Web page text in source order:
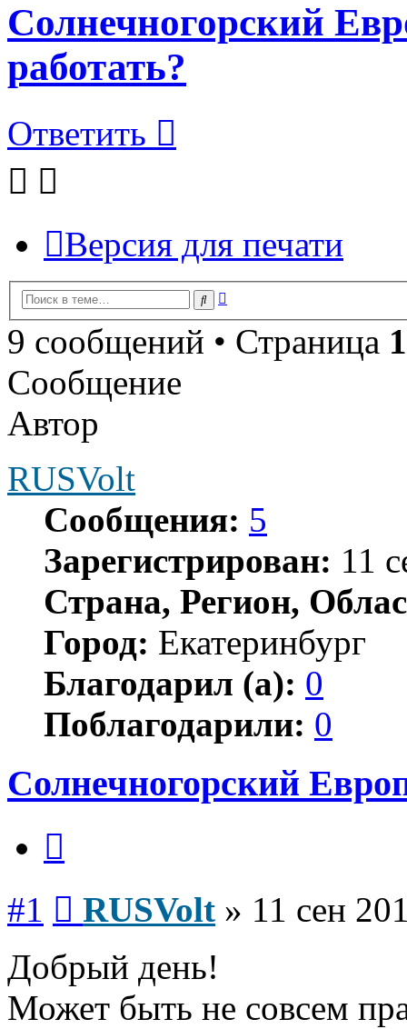
Солнечногорский
работать?
Ответить
Версия для печати
Поиск
9 сообщений • Страница 1
Сообщение
Автор
RUSVolt
Сообщения: 5
Зарегистрирован: 11
Страна, Регион,
Город: Екатеринбург
Благодарил (а): 0
Поблагодарили: 0
Солнечногорский
#1 RUSVolt » 11 сен
Добрый день!
Может быть не совсем